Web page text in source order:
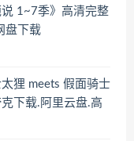
1~7季》高清完整
盘下载
狸 meets 假面骑士
下载.阿里云盘.高